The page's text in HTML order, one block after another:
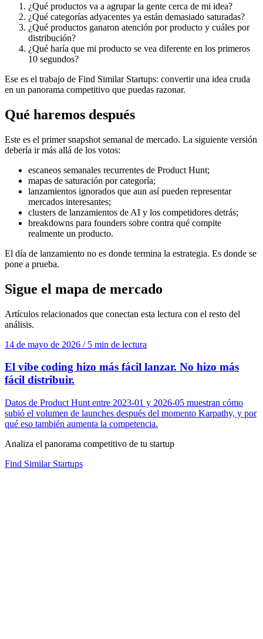
¿Qué productos va a agrupar la gente cerca de mi idea?
¿Qué categorías adyacentes ya están demasiado saturadas?
¿Qué productos ganaron atención por producto y cuáles por
distribución?
¿Qué haría que mi producto se vea diferente en los primeros
10 segundos?
Ese es el trabajo de Find Similar Startups: convertir una idea cruda
en un panorama competitivo que puedas razonar.
Qué haremos después
Este es el primer snapshot semanal de mercado. La siguiente versión
debería ir más allá de los votos:
escaneos semanales recurrentes de Product Hunt;
mapas de saturación por categoría;
lanzamientos ignorados que aun así pueden representar
mercados interesantes;
clusters de lanzamientos de AI y los competidores detrás;
breakdowns para founders sobre contra qué compite
realmente un producto.
El día de lanzamiento no es donde termina la estrategia. Es donde se
pone a prueba.
Sigue el mapa de mercado
Artículos relacionados que conectan esta lectura con el resto del
análisis.
14 de mayo de 2026 / 5 min de lectura
El vibe coding hizo más fácil lanzar. No hizo más
fácil distribuir.
Datos de Product Hunt entre 2023-01 y 2026-05 muestran cómo
subió el volumen de launches después del momento Karpathy, y por
qué eso también aumenta la competencia.
Analiza el panorama competitivo de tu startup
Find Similar Startups